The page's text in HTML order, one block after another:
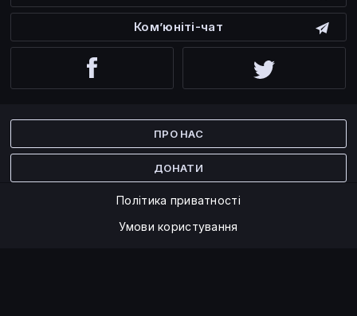
Ком’юніті-чат
ПРО НАС
ДОНАТИ
Політика приватності
Умови користування